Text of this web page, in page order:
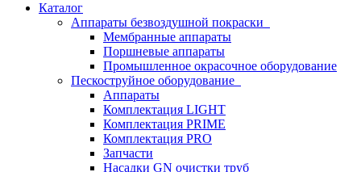
Каталог
Аппараты безвоздушной покраски
Мембранные аппараты
Поршневые аппараты
Промышленное окрасочное оборудование
Пескоструйное оборудование
Аппараты
Комплектация LIGHT
Комплектация PRIME
Комплектация PRO
Запчасти
Насадки GN очистки труб